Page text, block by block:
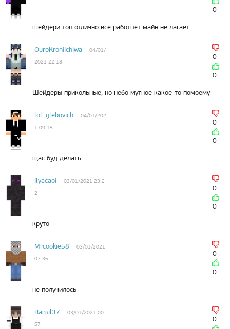
0
шейдери топ отлично всё работпет майн не лагает
OuroKroniichiwa
04/01/
2021 22:18
0
0
Шейдеры прикольные, но небо мутное какое-то помоему
lol_glebovich
04/01/202
1 09:15
0
0
щас буд делать
ilyacaoi
03/01/2021 23:2
2
0
0
круто
Mrcookie58
03/01/2021
07:35
0
0
не получилось
Ramil37
03/01/2021 00:
57
0